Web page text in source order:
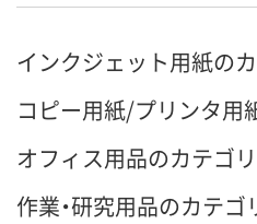
インクジェット用紙の
コピー用紙/プリンタ用
オフィス用品のカテゴ
作業・研究用品のカテゴ